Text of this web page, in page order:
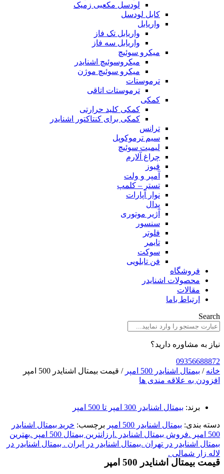
لودسل مکعبی زمیک
کابل لودسل
واریابل
واریابل تک فاز
واریابل سه فاز
میکرو سوئیچ
میکروسوئیچ اشنایدر
میکرو سوئیچ موژن
ترموستات
ترموستات اتاقی
کمکی
کمکی کلید حرارتی
کمکی برای کنتاکتور اشنایدر
ترانس
سیم ترموکوپل
لیمیت سوئیچ
چراغ آلارم
فیوز
آمپر و ولت
تستر – کلمپ
نوار آپارات
پدال
آژیر موتوری
سنسور
فلوتر
تایمر
سوکت
فن تابلویی
فروشگاه
محصولات اشنایدر
مقالات
ارتباط باما
Search
نیاز به مشاوره دارید؟
09356688872
خانه / بیمتال اشنایدر 500 امپر
/ قیمت بیمتال اشنایدر 500 امپر
افزودن به علاقه مندی ها
برند: بیمتال اشنایدر 300 امپر تا 500 امپر
دسته بندی: بیمتال اشنایدر 500 امپر برچسب: خرید بیمتال اشنایدر
500 امپر .فروش بیمتال اشنایدر .ارزانترین بیمتال 500 امپر .بهترین
بیمتال اشنایدر در تهران .بیمتال اشنایدر در ایران . بیمتال اشنایدر در
لاله زار شمالی .
قیمت بیمتال اشنایدر 500 امپر